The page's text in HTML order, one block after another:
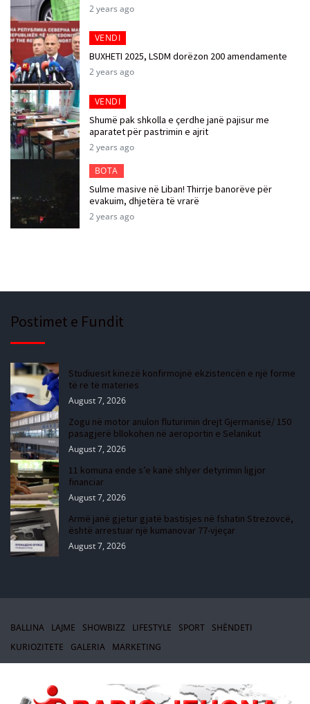
2 years ago
VENDI
BUXHETI 2025, LSDM dorëzon 200 amendamente
2 years ago
VENDI
Shumë pak shkolla e çerdhe janë pajisur me
aparatet për pastrimin e ajrit
2 years ago
BOTA
Sulme masive në Liban! Thirrje banorëve për
evakuim, dhjetëra të vrarë
2 years ago
Postimet e Fundit
Studiuesit kinezë konfirmojnë ekzistencën e një forme
të re të materies
August 7, 2026
Zogu në motor anulon fluturimin drejt Gjermanisë/ 150
pasagjerë bllokohen në aeroportin e Selanikut
August 7, 2026
11 komuna ende s’e kanë shlyer detyrimin ligjor
financiar
August 7, 2026
Armë janë gjetur gjatë bastisjes në fshatin Strezovcë,
është arrestuar një kumanovar 77-vjeçar
August 7, 2026
BALLINA LAJME SHOWBIZZ LIFESTYLE SPORT
SHËNDETI
KURIOZITETE
GALERIA MARKETING